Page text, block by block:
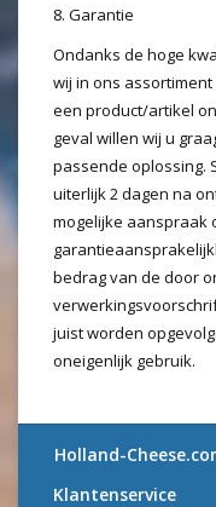
8. Garantie
Ondanks de hoge
wij in ons
een product/artikel
geval willen wij u
passende oplossing.
uiterlijk 2 dagen na
mogelijke aanspraak
bedrag van de door
juist worden
oneigenlijk gebruik.
Holland-
Klantenservice